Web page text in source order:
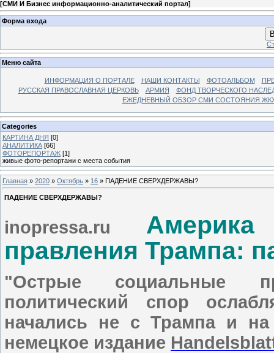
[СМИ И Бизнес информационно-аналитический портал]
Форма входа
Меню сайта
ИНФОРМАЦИЯ О ПОРТАЛЕ НАШИ КОНТАКТЫ ФОТОАЛЬБОМ
РУССКАЯ ПРАВОСЛАВНАЯ ЦЕРКОВЬ
АРМИЯ
ФОНД ТВОРЧЕСКОГО
ЕЖЕДНЕВНЫЙ ОБЗОР СМИ СОСТОЯНИЯ
Categories
КАРТИНА ДНЯ [0]
АНАЛИТИКА [66]
ФОТОРЕПОРТАЖ [1]
живые фото-репортажи с места события
Главная » 2020 » Октябрь » 16 » ПАДЕНИЕ СВЕРХДЕРЖАВЫ?
ПАДЕНИЕ СВЕРХДЕРЖАВЫ?
inopressa.ru
правления Трампа:
"Острые социальные
политический спор
начались не с Трампа и
немецкое издание